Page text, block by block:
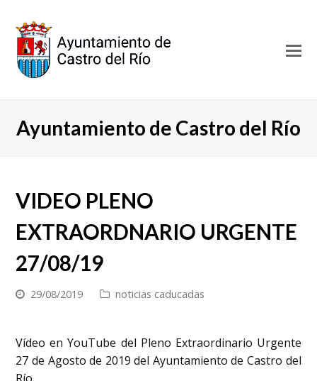
Ayuntamiento de Castro del Río
VIDEO PLENO
EXTRAORDNARIO URGENTE
27/08/19
29/08/2019 noticias caducadas
Vídeo en YouTube del Pleno Extraordinario Urgente
27 de Agosto de 2019 del Ayuntamiento de Castro del